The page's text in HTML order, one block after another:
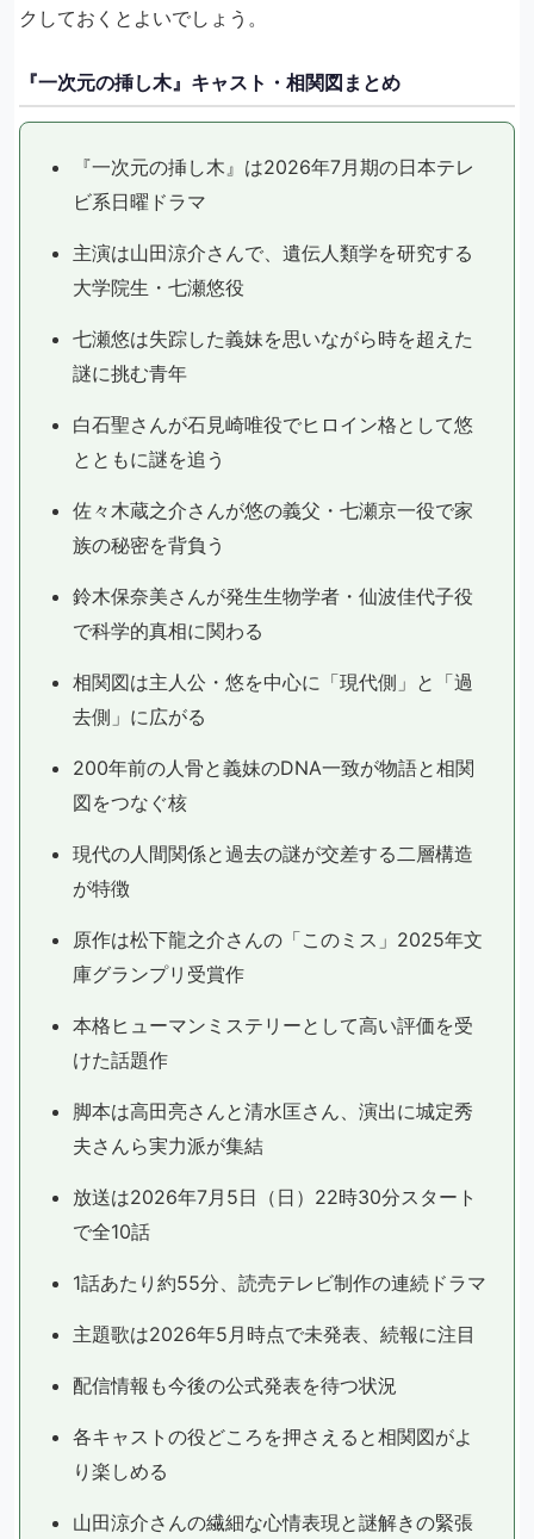
クしておくとよいでしょう。
『一次元の挿し木』キャスト・相関図まとめ
『一次元の挿し木』は2026年7月期の日本テレ
ビ系日曜ドラマ
主演は山田涼介さんで、遺伝人類学を研究する
大学院生・七瀬悠役
七瀬悠は失踪した義妹を思いながら時を超えた
謎に挑む青年
白石聖さんが石見崎唯役でヒロイン格として悠
とともに謎を追う
佐々木蔵之介さんが悠の義父・七瀬京一役で家
族の秘密を背負う
鈴木保奈美さんが発生生物学者・仙波佳代子役
で科学的真相に関わる
相関図は主人公・悠を中心に「現代側」と「過
去側」に広がる
200年前の人骨と義妹のDNA一致が物語と相関
図をつなぐ核
現代の人間関係と過去の謎が交差する二層構造
が特徴
原作は松下龍之介さんの「このミス」2025年文
庫グランプリ受賞作
本格ヒューマンミステリーとして高い評価を受
けた話題作
脚本は高田亮さんと清水匡さん、演出に城定秀
夫さんら実力派が集結
放送は2026年7月5日（日）22時30分スタート
で全10話
1話あたり約55分、読売テレビ制作の連続ドラマ
主題歌は2026年5月時点で未発表、続報に注目
配信情報も今後の公式発表を待つ状況
各キャストの役どころを押さえると相関図がよ
り楽しめる
山田涼介さんの繊細な心情表現と謎解きの緊張